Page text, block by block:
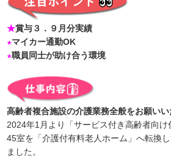
★賞与３．９月分実績
★マイカー通勤OK
★職員同士が助け合う環境
高齢者複合施設の介護業務全般をお願いい
2024年1月より「サービス付き高齢者向け
45室を「介護付有料老人ホーム」へ転換
ました。